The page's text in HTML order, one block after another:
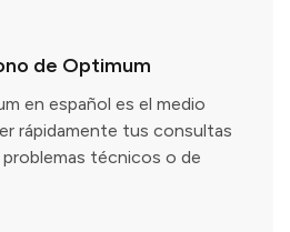
de Optimum
en español es el medio
rápidamente tus consultas
técnicos o de